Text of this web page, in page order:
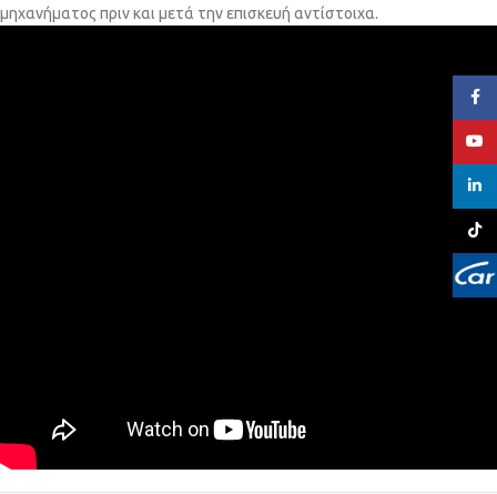
μηχανήματος πριν και μετά την επισκευή αντίστοιχα.